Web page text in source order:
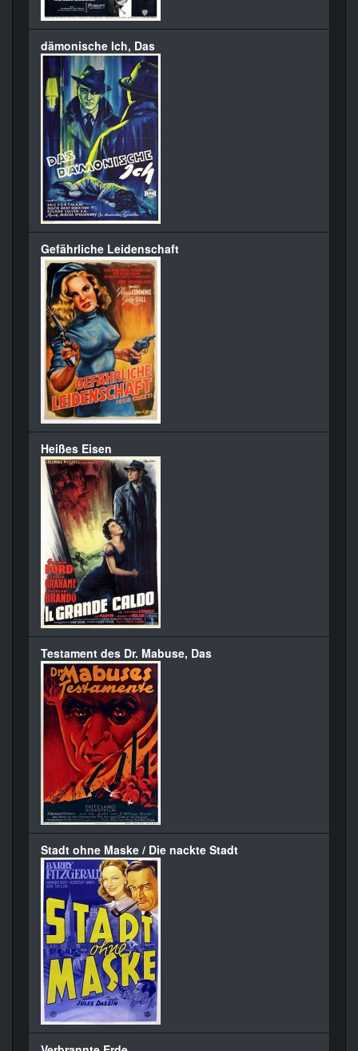
dämonische Ich, Das
Gefährliche Leidenschaft
Heißes Eisen
Testament des Dr. Mabuse, Das
Stadt ohne Maske / Die nackte Stadt